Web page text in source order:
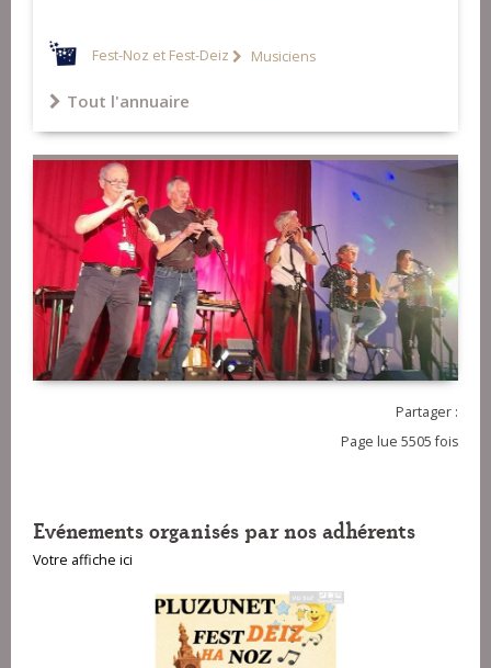
Fest-Noz et Fest-Deiz Musiciens
Tout l'annuaire
Partager :
Page lue 5505 fois
Evénements organisés par nos adhérents
Votre affiche ici